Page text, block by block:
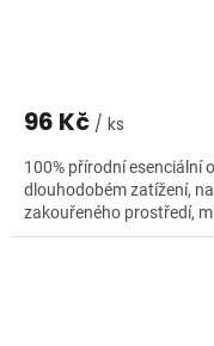
96 Kč / ks
100% přírodní esenciální
dlouhodobém zatížení,
zakouřeného prostředí,